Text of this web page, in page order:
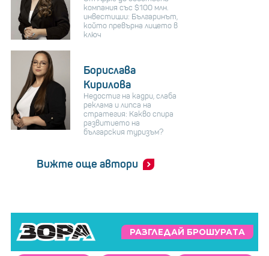
компания със $100 млн.
инвестиции: Българинът,
който превърна лицето в
ключ
Борислава
Кирилова
Недостиг на кадри, слаба
реклама и липса на
стратегия: Какво спира
развитието на
българския туризъм?
Вижте още автори
РАЗГЛЕДАЙ БРОШУРАТА